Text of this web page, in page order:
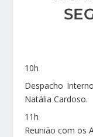
10h
Despacho
Natália Cardoso.
11h
Reunião com os